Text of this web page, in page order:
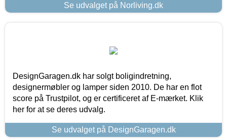
Se udvalget på Norliving.dk
DesignGaragen.dk har solgt boligindretning,
designermøbler og lamper siden 2010. De har en flot
score på Trustpilot, og er certificeret af E-mærket. Klik
her for at se deres udvalg.
Se udvalget på DesignGaragen.dk